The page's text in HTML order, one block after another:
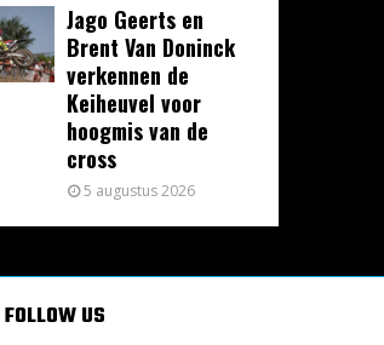
Jago Geerts en
Brent Van Doninck
verkennen de
Keiheuvel voor
hoogmis van de
cross
5 augustus 2026
FOLLOW US